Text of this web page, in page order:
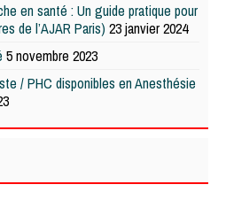
en santé : Un guide pratique pour
de l’AJAR Paris) 23 janvier 2024
5 novembre 2023
/ PHC disponibles en Anesthésie